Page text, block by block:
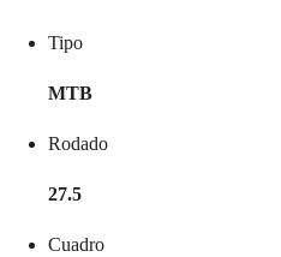
Tipo
MTB
Rodado
27.5
Cuadro